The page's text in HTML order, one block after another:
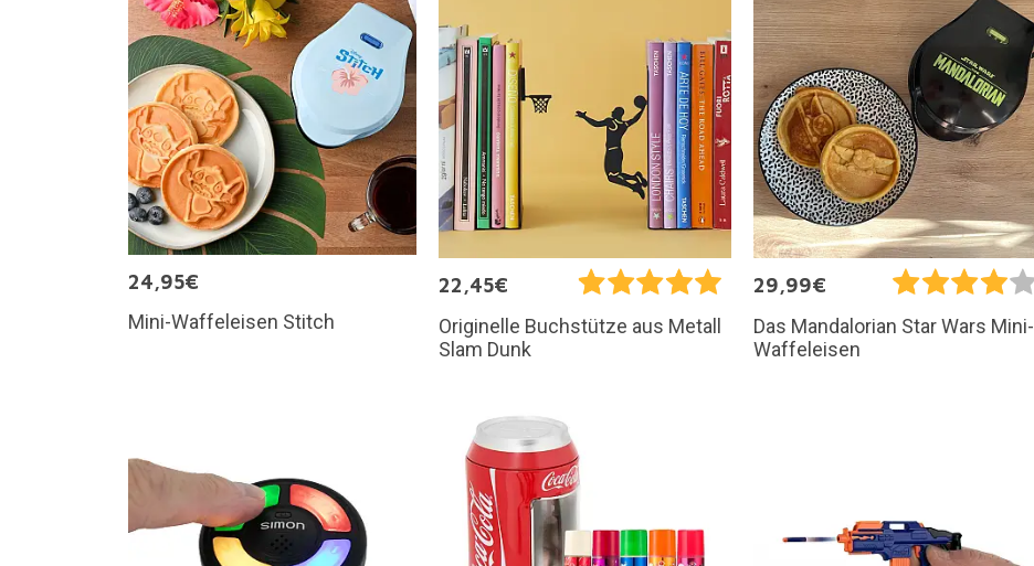
24,95€
Mini-Waffeleisen Stitch
22,45€
Originelle Buchstütze aus Metall
Slam Dunk
29,99€
Das Mandalorian Star Wars Mini-
Waffeleisen